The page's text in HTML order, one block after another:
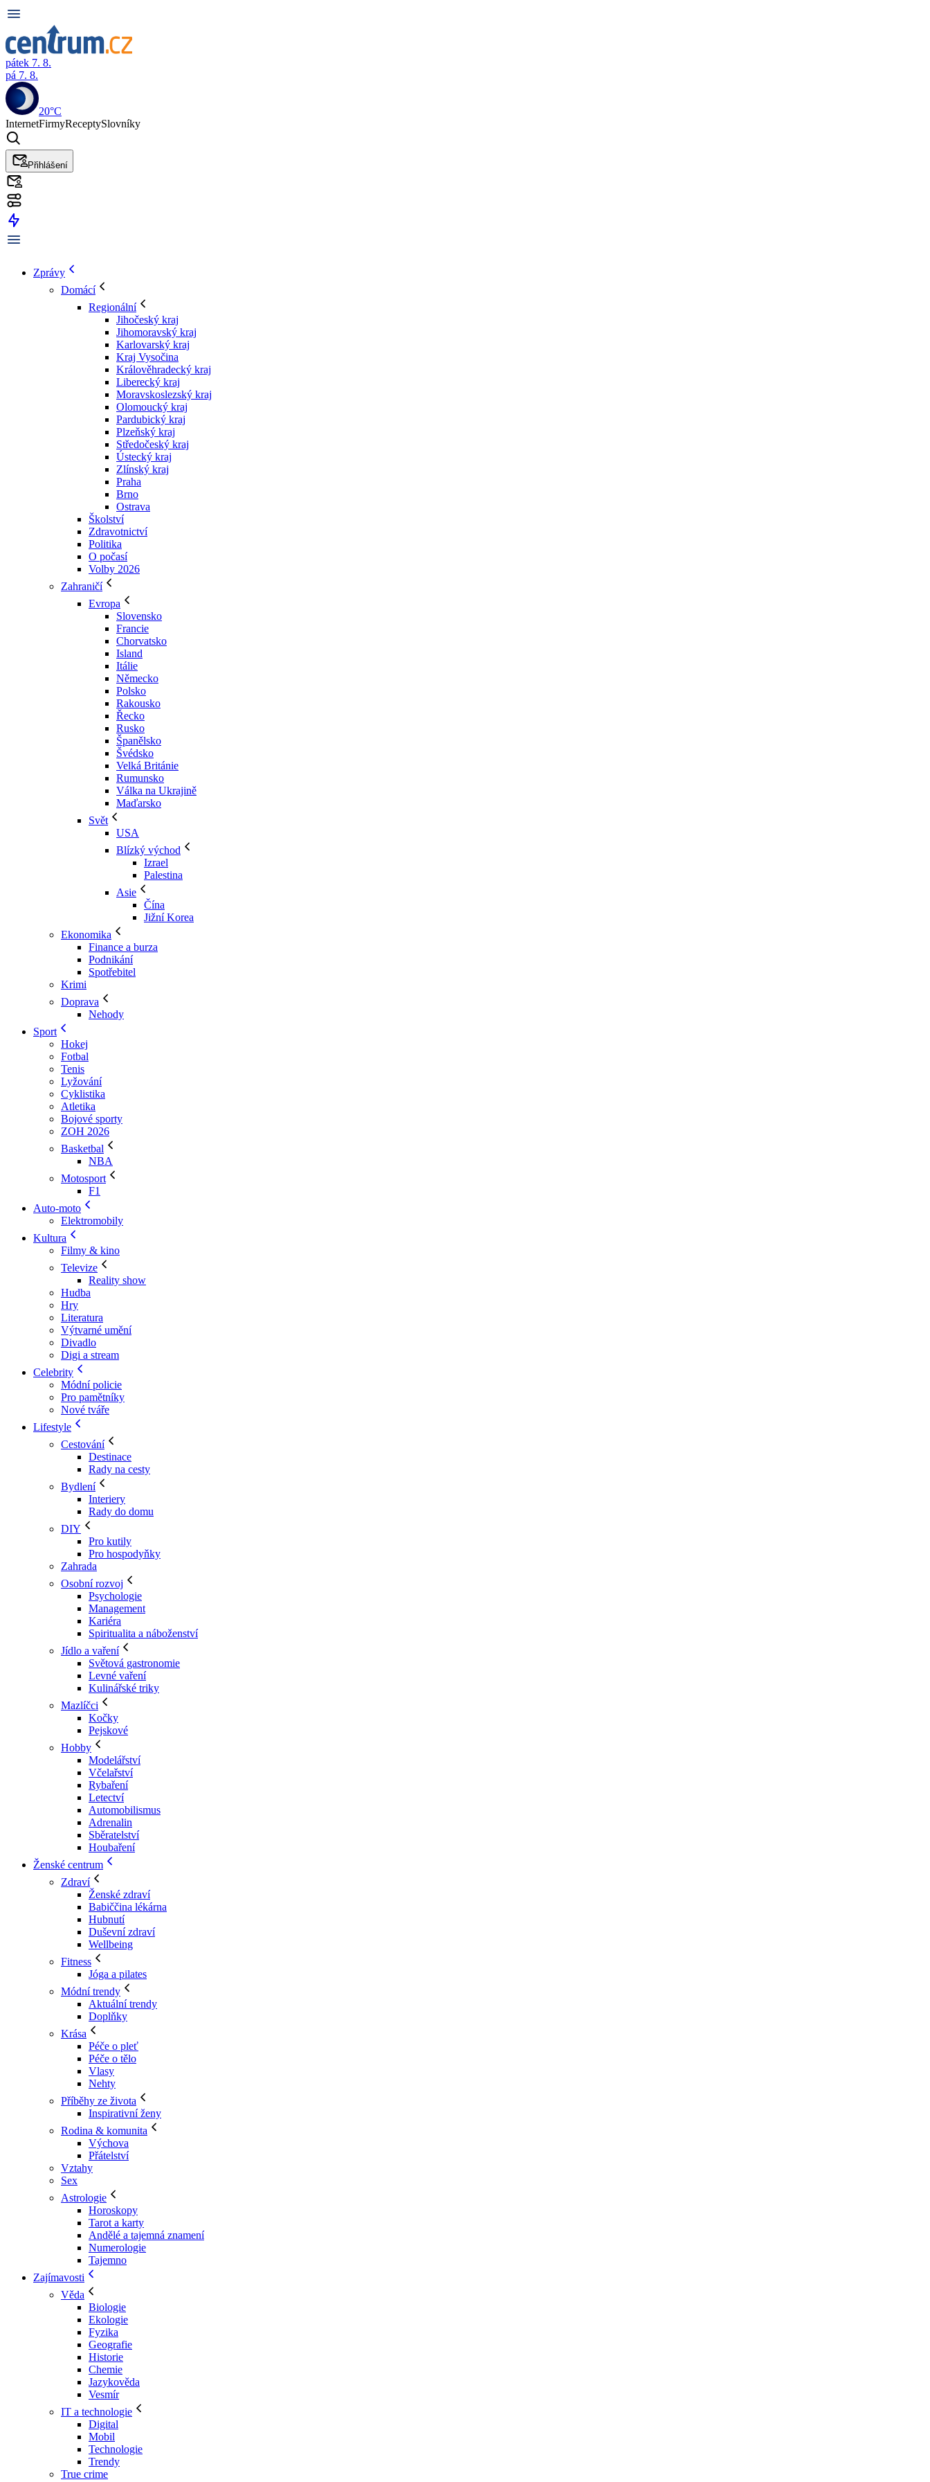
pátek 7. 8.
pá 7. 8.
20°C
InternetFirmyReceptySlovníky
Přihlášení
Zprávy
Domácí
Regionální
Jihočeský kraj
Jihomoravský kraj
Karlovarský kraj
Kraj Vysočina
Králověhradecký kraj
Liberecký kraj
Moravskoslezský kraj
Olomoucký kraj
Pardubický kraj
Plzeňský kraj
Středočeský kraj
Ústecký kraj
Zlínský kraj
Praha
Brno
Ostrava
Školství
Zdravotnictví
Politika
O počasí
Volby 2026
Zahraničí
Evropa
Slovensko
Francie
Chorvatsko
Island
Itálie
Německo
Polsko
Rakousko
Řecko
Rusko
Španělsko
Švédsko
Velká Británie
Rumunsko
Válka na Ukrajině
Maďarsko
Svět
USA
Blízký východ
Izrael
Palestina
Asie
Čína
Jižní Korea
Ekonomika
Finance a burza
Podnikání
Spotřebitel
Krimi
Doprava
Nehody
Sport
Hokej
Fotbal
Tenis
Lyžování
Cyklistika
Atletika
Bojové sporty
ZOH 2026
Basketbal
NBA
Motosport
F1
Auto-moto
Elektromobily
Kultura
Filmy & kino
Televize
Reality show
Hudba
Hry
Literatura
Výtvarné umění
Divadlo
Digi a stream
Celebrity
Módní policie
Pro pamětníky
Nové tváře
Lifestyle
Cestování
Destinace
Rady na cesty
Bydlení
Interiery
Rady do domu
DIY
Pro kutily
Pro hospodyňky
Zahrada
Osobní rozvoj
Psychologie
Management
Kariéra
Spiritualita a náboženství
Jídlo a vaření
Světová gastronomie
Levné vaření
Kulinářské triky
Mazlíčci
Kočky
Pejskové
Hobby
Modelářství
Včelařství
Rybaření
Letectví
Automobilismus
Adrenalin
Sběratelství
Houbaření
Ženské centrum
Zdraví
Ženské zdraví
Babiččina lékárna
Hubnutí
Duševní zdraví
Wellbeing
Fitness
Jóga a pilates
Módní trendy
Aktuální trendy
Doplňky
Krása
Péče o pleť
Péče o tělo
Vlasy
Nehty
Příběhy ze života
Inspirativní ženy
Rodina & komunita
Výchova
Přátelství
Vztahy
Sex
Astrologie
Horoskopy
Tarot a karty
Andělé a tajemná znamení
Numerologie
Tajemno
Zajímavosti
Věda
Biologie
Ekologie
Fyzika
Geografie
Historie
Chemie
Jazykověda
Vesmír
IT a technologie
Digital
Mobil
Technologie
Trendy
True crime